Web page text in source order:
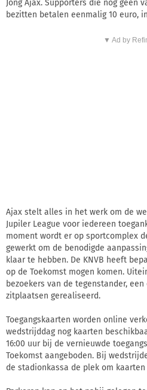
Jong Ajax. Supporters die nog geen
bezitten betalen eenmalig 10 euro,
▼ Ad by
Ajax stelt alles in het werk om de
Jupiler League voor iedereen
moment wordt er op sportcomplex
gewerkt om de benodigde
klaar te hebben. De KNVB heeft
op de Toekomst mogen komen.
bezoekers van de tegenstander,
zitplaatsen gerealiseerd.
Toegangskaarten worden online
wedstrijddag nog kaarten
16:00 uur bij de vernieuwde
Toekomst aangeboden. Bij
de stadionkassa de plek om